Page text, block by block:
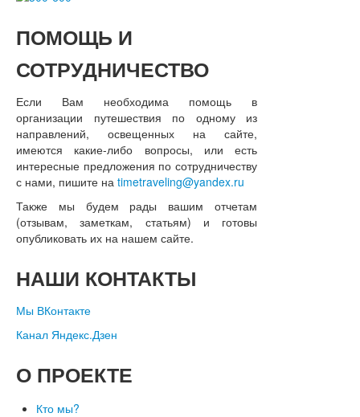
ПОМОЩЬ И
СОТРУДНИЧЕСТВО
Если Вам необходима помощь в
организации путешествия по одному из
направлений, освещенных на сайте,
имеются какие-либо вопросы, или есть
интересные предложения по сотрудничеству
с нами, пишите на timetraveling@yandex.ru
Также мы будем рады вашим отчетам
(отзывам, заметкам, статьям) и готовы
опубликовать их на нашем сайте.
НАШИ КОНТАКТЫ
Мы ВКонтакте
Канал Яндекс.Дзен
О ПРОЕКТЕ
Кто мы?